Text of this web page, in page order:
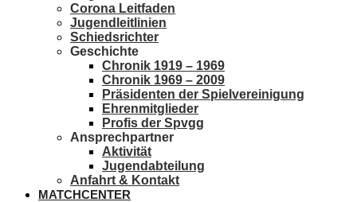
Corona Leitfaden
Jugendleitlinien
Schiedsrichter
Geschichte
Chronik 1919 – 1969
Chronik 1969 – 2009
Präsidenten der Spielvereinigung
Ehrenmitglieder
Profis der Spvgg
Ansprechpartner
Aktivität
Jugendabteilung
Anfahrt & Kontakt
MATCHCENTER